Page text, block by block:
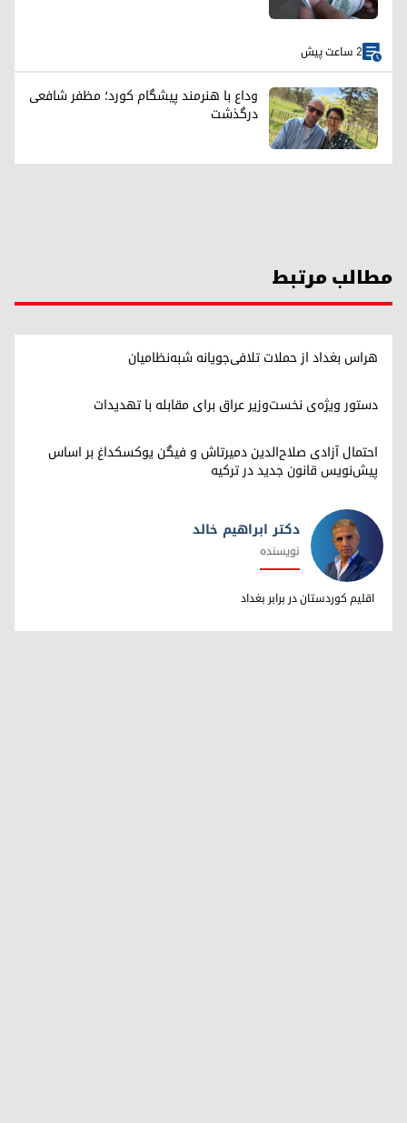
2 ساعت پیش
وداع با هنرمند پیشگام کورد؛ مظفر شافعی
درگذشت
مطالب مرتبط
هراس بغداد از حملات تلافی‌جویانه شبه‌نظامیان
دستور ویژه‌ی نخست‌وزیر عراق برای مقابله با تهدیدات
احتمال آزادی صلاح‌الدین دمیرتاش و فیگن یوکسکداغ بر اساس
پیش‌نویس قانون جدید در ترکیه
دکتر ابراهیم خالد
دکتر ابراهیم خالد
نویسنده
اقلیم کوردستان در برابر بغداد